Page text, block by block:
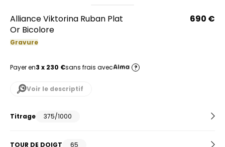
Alliance Viktorina Ruban Plat
Or Bicolore
690 €
Gravure
Payer en3 x 230 €sans frais avec ?
Voir le descriptif
Titrage 375/1000
TOUR DE DOIGT 65